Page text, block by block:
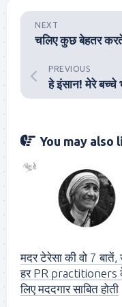
NEXT
चलिए कुछ बेहतर करते
PREVIOUS
हे इंसान! मेरे
You may also
मदर टेरेसा की वो 7 बातें,
हर PR practitioners
लिए मददगार साबित होती